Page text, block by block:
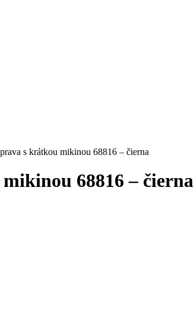
s krátkou mikinou 68816 – čierna
68816 – čierna